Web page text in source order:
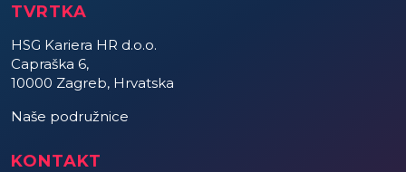
TVRTKA
HSG Kariera HR d.o.o.
Capraška 6,
10000 Zagreb, Hrvatska
Naše podružnice
KONTAKT